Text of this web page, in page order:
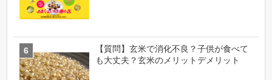
【質問】玄米で消化不良？子供が食べて
も大丈夫？玄米のメリットデメリット